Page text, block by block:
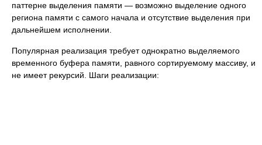
паттерне выделения памяти — возможно выделение одного
региона памяти с самого начала и отсутствие выделения при
дальнейшем исполнении.
Популярная реализация требует однократно выделяемого
временного буфера памяти, равного сортируемому массиву, и
не имеет рекурсий. Шаги реализации: